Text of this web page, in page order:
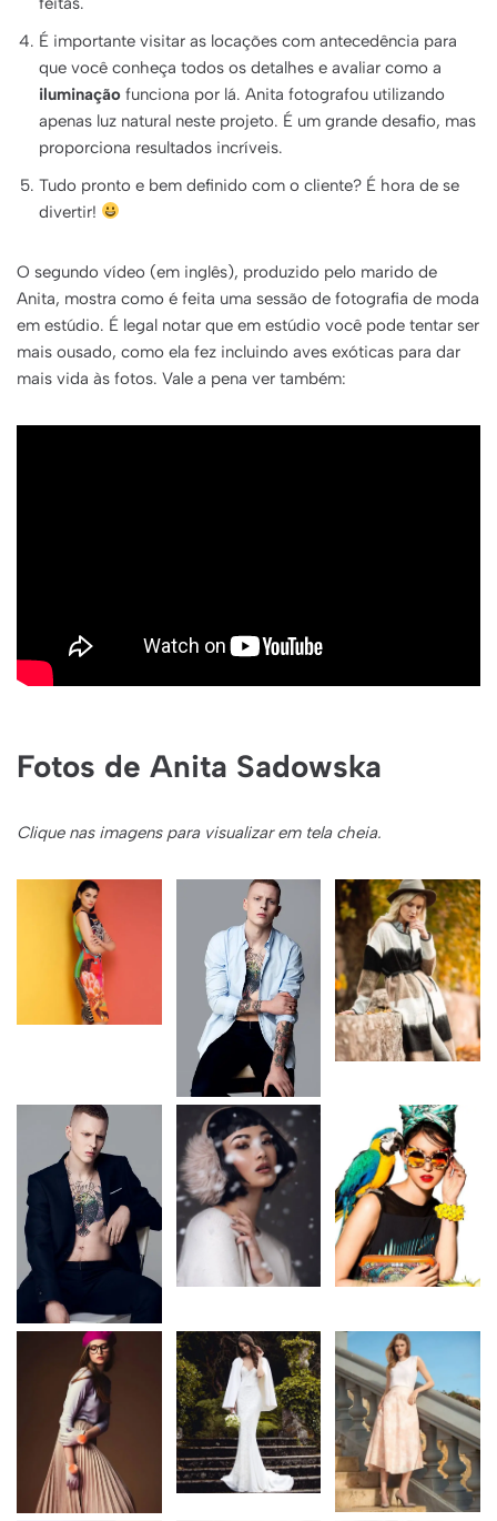
É importante visitar as locações com antecedência para
que você conheça todos os detalhes e avaliar como a
iluminação funciona por lá. Anita fotografou utilizando
apenas luz natural neste projeto. É um grande desafio, mas
proporciona resultados incríveis.
Tudo pronto e bem definido com o cliente? É hora de se
divertir!
O segundo vídeo (em inglês), produzido pelo marido de
Anita, mostra como é feita uma sessão de fotografia de moda
em estúdio. É legal notar que em estúdio você pode tentar ser
mais ousado, como ela fez incluindo aves exóticas para dar
mais vida às fotos. Vale a pena ver também:
Fotos de Anita Sadowska
Clique nas imagens para visualizar em tela cheia.